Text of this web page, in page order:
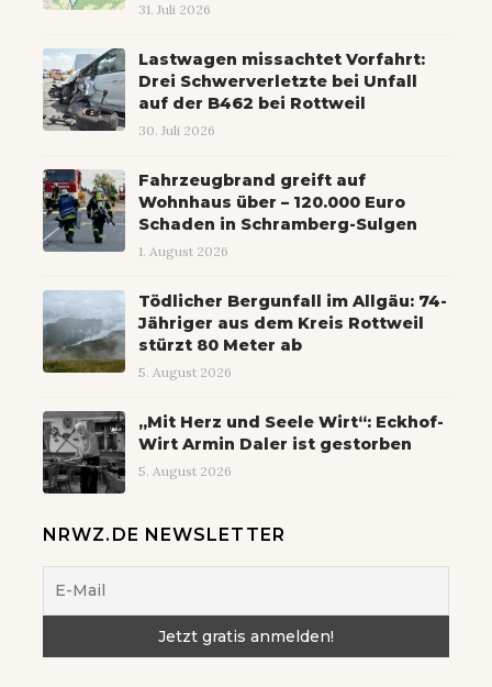
31. Juli 2026
Lastwagen missachtet Vorfahrt:
Drei Schwerverletzte bei Unfall
auf der B462 bei Rottweil
30. Juli 2026
Fahrzeugbrand greift auf
Wohnhaus über – 120.000 Euro
Schaden in Schramberg-Sulgen
1. August 2026
Tödlicher Bergunfall im Allgäu: 74-
Jähriger aus dem Kreis Rottweil
stürzt 80 Meter ab
5. August 2026
„Mit Herz und Seele Wirt“: Eckhof-
Wirt Armin Daler ist gestorben
5. August 2026
NRWZ.DE NEWSLETTER